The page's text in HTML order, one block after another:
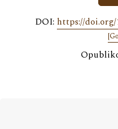
DOI: https://doi.org/